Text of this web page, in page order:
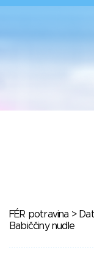
FÉR potravina >
Babiččiny nudle